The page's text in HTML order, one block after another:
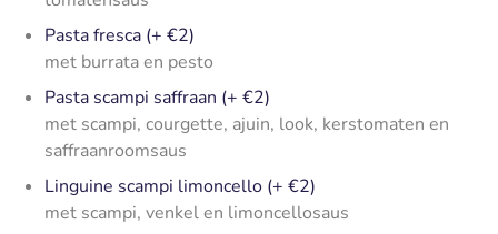
Pasta fresca (+ €2)
met burrata en pesto
Pasta scampi saffraan (+ €2)
met scampi, courgette, ajuin, look, kerstomaten en
saffraanroomsaus
Linguine scampi limoncello (+ €2)
met scampi, venkel en limoncellosaus